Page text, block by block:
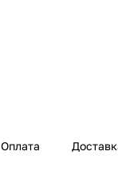
Оплата